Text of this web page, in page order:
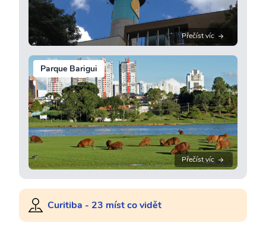
Přečíst víc
Parque Barigui
Přečíst víc
Curitiba - 23 míst co vidět